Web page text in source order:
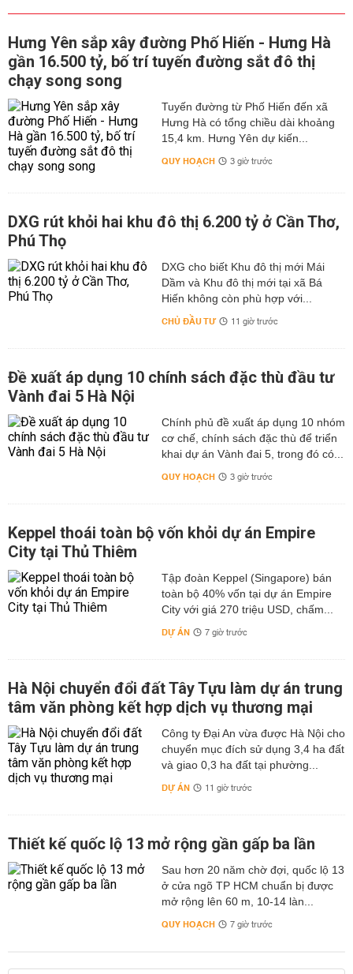
Hưng Yên sắp xây đường Phố Hiến - Hưng Hà
gần 16.500 tỷ, bố trí tuyến đường sắt đô thị
chạy song song
Tuyến đường từ Phố Hiến đến xã
Hưng Hà có tổng chiều dài khoảng
15,4 km. Hưng Yên dự kiến...
QUY HOẠCH 3 giờ trước
DXG rút khỏi hai khu đô thị 6.200 tỷ ở Cần Thơ,
Phú Thọ
DXG cho biết Khu đô thị mới Mái
Dầm và Khu đô thị mới tại xã Bá
Hiến không còn phù hợp với...
CHỦ ĐẦU TƯ 11 giờ trước
Đề xuất áp dụng 10 chính sách đặc thù đầu tư
Vành đai 5 Hà Nội
Chính phủ đề xuất áp dụng 10 nhóm
cơ chế, chính sách đặc thù để triển
khai dự án Vành đai 5, trong đó có...
QUY HOẠCH 3 giờ trước
Keppel thoái toàn bộ vốn khỏi dự án Empire
City tại Thủ Thiêm
Tập đoàn Keppel (Singapore) bán
toàn bộ 40% vốn tại dự án Empire
City với giá 270 triệu USD, chấm...
DỰ ÁN 7 giờ trước
Hà Nội chuyển đổi đất Tây Tựu làm dự án trung
tâm văn phòng kết hợp dịch vụ thương mại
Công ty Đại An vừa được Hà Nội cho
chuyển mục đích sử dụng 3,4 ha đất
và giao 0,3 ha đất tại phường...
DỰ ÁN 11 giờ trước
Thiết kế quốc lộ 13 mở rộng gần gấp ba lần
Sau hơn 20 năm chờ đợi, quốc lộ 13
ở cửa ngõ TP HCM chuẩn bị được
mở rộng lên 60 m, 10-14 làn...
QUY HOẠCH 7 giờ trước